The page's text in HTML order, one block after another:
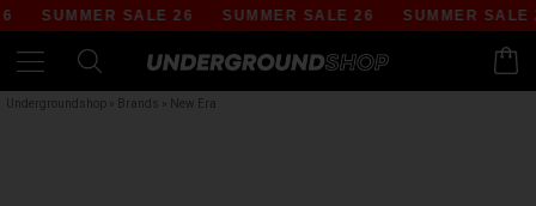
SUMMER SALE 26 SUMMER SALE 26 SUMMER SALE 26
Undergroundshop Brands New Era